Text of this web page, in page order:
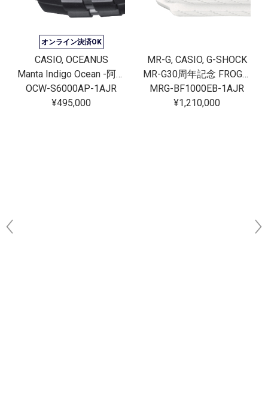
オンライン決済OK
CASIO, OCEANUS
Manta Indigo Ocean -阿波藍-
OCW-S6000AP-1AJR
¥495,000
MR-G, CASIO, G-SHOCK
MR-G30周年記念 FROGMAN[完売]
MRG-BF1000EB-1AJR
¥1,210,000